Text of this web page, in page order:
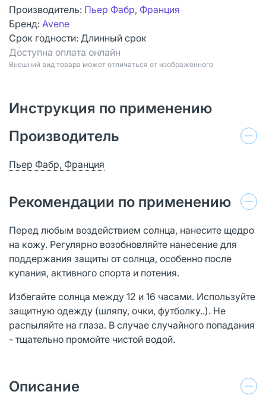
Производитель: Пьер Фабр, Франция
Бренд: Avene
Срок годности: Длинный срок
Доступна оплата онлайн
Bнешний вид товара может отличаться от изображённого
Инструкция по применению
Производитель
Пьер Фабр, Франция
Рекомендации по применению
Перед любым воздействием солнца, нанесите щедро
на кожу. Регулярно возобновляйте нанесение для
поддержания защиты от солнца, особенно после
купания, активного спорта и потения.
Избегайте солнца между 12 и 16 часами. Используйте
защитную одежду (шляпу, очки, футболку..). Не
распыляйте на глаза. В случае случайного попадания
- тщательно промойте чистой водой.
Описание